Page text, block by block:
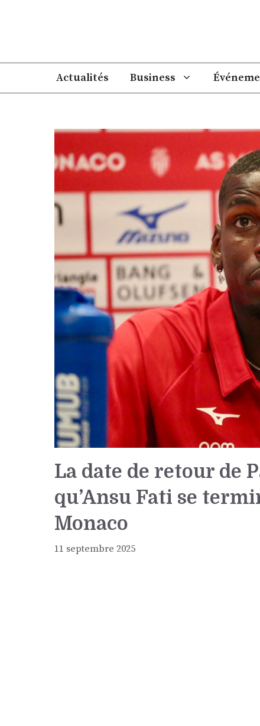
Actualités Business
La date de retour de
qu’Ansu Fati se
Monaco
11 septembre 2025